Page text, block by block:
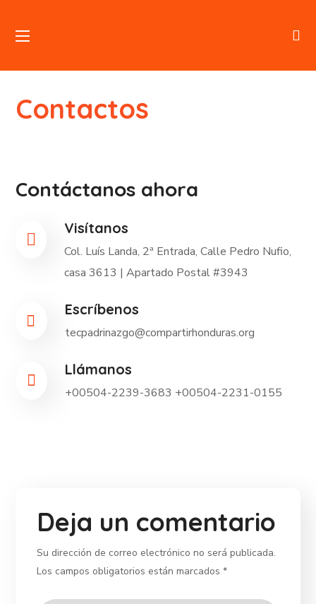
Contactos
Contáctanos ahora
Visítanos
Col. Luís Landa, 2ª Entrada, Calle Pedro Nufio,
casa 3613 | Apartado Postal #3943
Escríbenos
tecpadrinazgo@compartirhonduras.org
Llámanos
+00504-2239-3683 +00504-2231-0155
Deja un comentario
Su dirección de correo electrónico no será publicada.
Los campos obligatorios están marcados *